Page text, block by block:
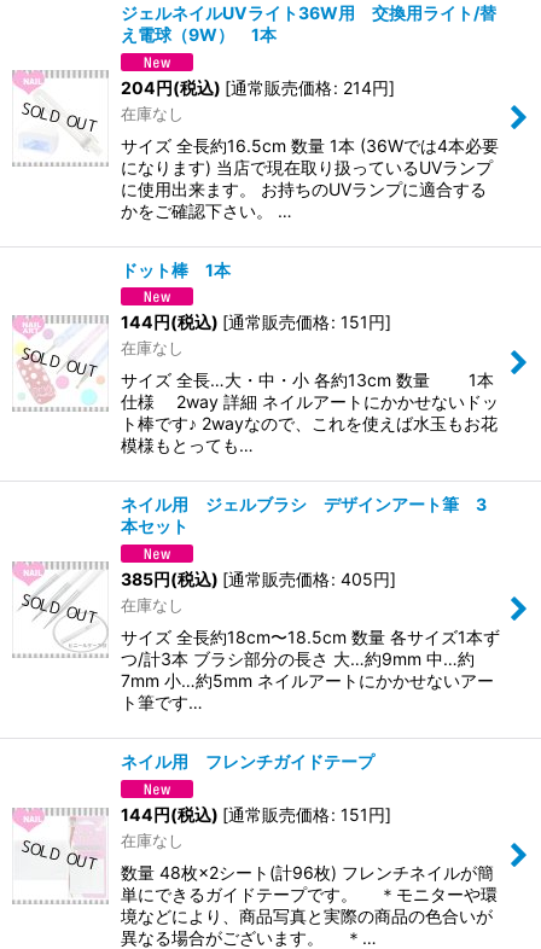
ジェルネイルUVライト36W用 交換用ライト/替
え電球（9W） 1本
204円(税込) [通常販売価格: 214円]
在庫なし
サイズ 全長約16.5cm 数量 1本 (36Wでは4本必要
になります) 当店で現在取り扱っているUVランプ
に使用出来ます。 お持ちのUVランプに適合する
かをご確認下さい。 …
ドット棒 1本
144円(税込) [通常販売価格: 151円]
在庫なし
サイズ 全長…大・中・小 各約13cm 数量 1本
仕様 2way 詳細 ネイルアートにかかせないドッ
ト棒です♪ 2wayなので、これを使えば水玉もお花
模様もとっても…
ネイル用 ジェルブラシ デザインアート筆 3
本セット
385円(税込) [通常販売価格: 405円]
在庫なし
サイズ 全長約18cm〜18.5cm 数量 各サイズ1本ず
つ/計3本 ブラシ部分の長さ 大…約9mm 中…約
7mm 小…約5mm ネイルアートにかかせないアー
ト筆です…
ネイル用 フレンチガイドテープ
144円(税込) [通常販売価格: 151円]
在庫なし
数量 48枚×2シート(計96枚) フレンチネイルが簡
単にできるガイドテープです。 ＊モニターや環
境などにより、商品写真と実際の商品の色合いが
異なる場合がございます。 ＊…